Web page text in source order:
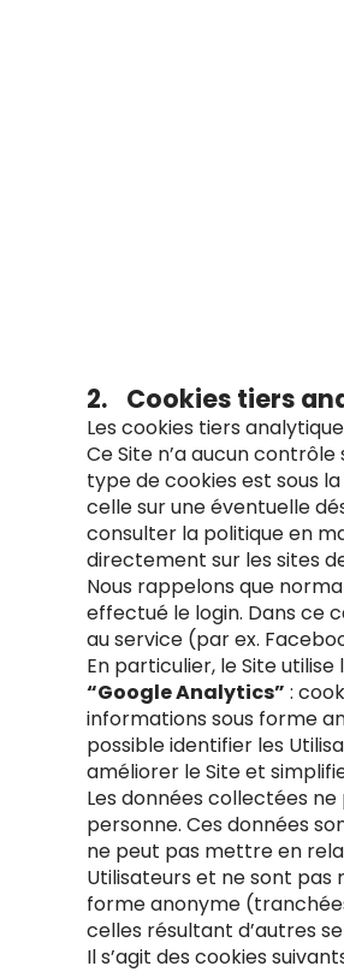
2. Cookies tiers
Les cookies tiers
Ce Site n’a aucun
type de cookies est sous
celle sur une éventuelle
consulter la politique en
directement sur les sites
Nous rappelons que
effectué le login. Dans ce
au service (par ex.
En particulier, le Site
“Google Analytics” :
informations sous forme
possible identifier les
améliorer le Site et
Les données collectées
personne. Ces données
ne peut pas mettre en
Utilisateurs et ne sont pas
forme anonyme
celles résultant d’autres
Il s’agit des cookies